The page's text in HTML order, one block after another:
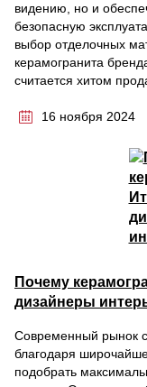
видению, но и
безопасную
выбор отделочных
керамогранита
считается хитом
16 ноября 2024
Почему
дизайнеры
Современный рынок
благодаря
подобрать